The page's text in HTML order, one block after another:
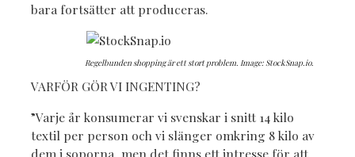
bara fortsätter att produceras.
Regelbunden shopping är ett stort problem. Image: StockSnap.io.
VARFÖR GÖR VI INGENTING?
”Varje år konsumerar vi svenskar i snitt 14 kilo
textil per person och vi slänger omkring 8 kilo av
dem i soporna, men det finns ett intresse för att